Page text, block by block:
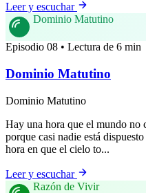
Leer y escuchar
Dominio Matutino
Episodio 08 • Lectura de 6 min
Dominio Matutino
Dominio Matutino
Hay una hora que el mundo no
porque casi nadie está
hora en que el cielo to...
Leer y escuchar
Razón de Vivir